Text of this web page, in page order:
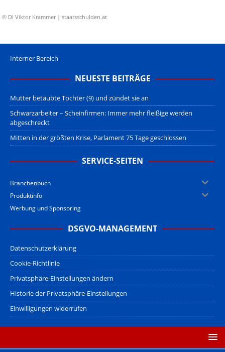
© DI Viktor Krammer | staatsschulden.at
Interner Bereich
NEUESTE BEITRÄGE
Mutter betäubte Tochter (9) und zündet sie an
Schwarzarbeiter – Scheinfirmen: Immer mehr fleißige werden
abgeschreckt
Mitten in der größten Krise, Parlament 75 Tage geschlossen
SERVICE-SEITEN
Branchenbuch
Produktinfo
Werbung und Sponsoring
DSGVO-MANAGEMENT
Datenschutzerklärung
Cookie-Richtlinie
Privatsphäre-Einstellungen ändern
Historie der Privatsphäre-Einstellungen
Einwilligungen widerrufen